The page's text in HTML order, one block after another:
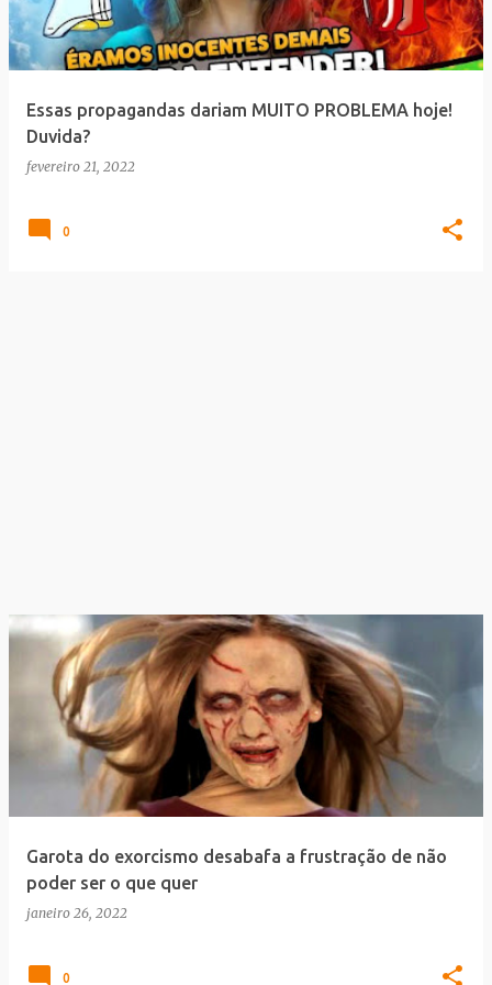
a
g
Essas propagandas dariam MUITO PROBLEMA hoje!
Duvida?
fevereiro 21, 2022
0
Garota do exorcismo desabafa a frustração de não
poder ser o que quer
janeiro 26, 2022
0